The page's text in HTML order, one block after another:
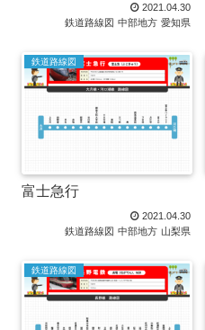
2021.04.30
鉄道路線図 中部地方 愛知県
鉄道路線図
富士急行
2021.04.30
鉄道路線図 中部地方 山梨県
鉄道路線図